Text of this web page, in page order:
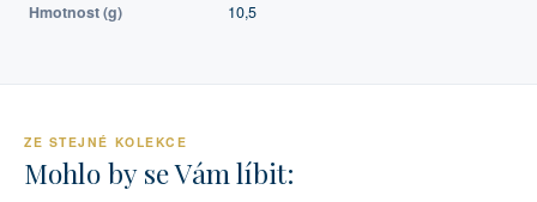
Hmotnost (g) 10,5
ZE STEJNÉ KOLEKCE
Mohlo by se Vám líbit: